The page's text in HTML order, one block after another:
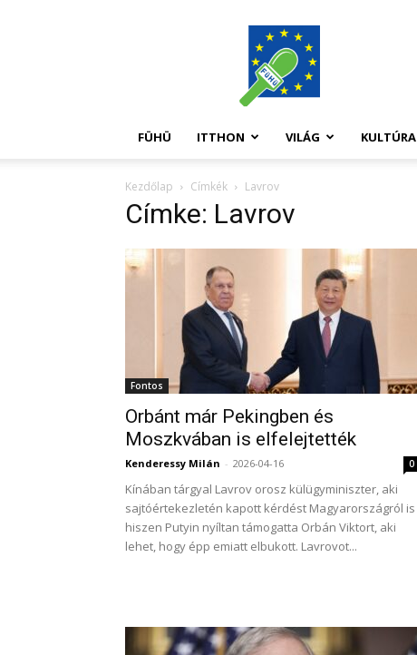
FüHü
FÜHÜ ITTHON VILÁG KULTÚRA
Kezdőlap Címkék Lavrov
Címke: Lavrov
Fontos
Orbánt már Pekingben és
Moszkvában is elfelejtették
Kenderessy Milán - 2026-04-16 0
Kínában tárgyal Lavrov orosz külügyminiszter, aki
sajtóértekezletén kapott kérdést Magyarországról is
hiszen Putyin nyíltan támogatta Orbán Viktort, aki
lehet, hogy épp emiatt elbukott. Lavrovot...